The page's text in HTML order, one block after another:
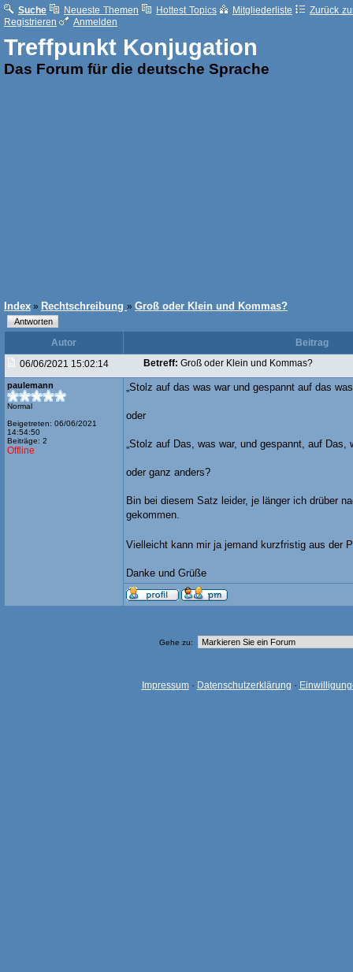
Suche Neueste Themen Hottest Topics Mitgliederliste
Zurück
Registrieren
Anmelden
Treffpunkt Konjugation
Das Forum für die deutsche Sprache
Index » Rechtschreibung » Groß oder Klein und Kommas?
Autor
Beitrag
06/06/2021 15:02:14
Betreff: Groß oder Klein und Kommas?
paulemann
Normal
Beigetreten: 06/06/2021
14:54:50
Beiträge: 2
Offline
„Stolz auf das was war und gespannt auf das
oder
„Stolz auf Das, was war, und gespannt, auf Das,
oder ganz anders?
Bin bei diesem Satz leider, je länger ich drüber
gekommen.
Vielleicht kann mir ja jemand kurzfristig aus der
Danke und Grüße
Gehe zu:
Impressum· Datenschutzerklärung ·